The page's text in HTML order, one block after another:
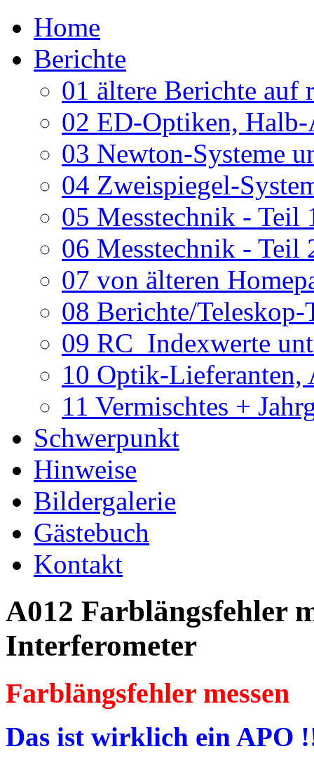
Home
Berichte
01 ältere Berichte auf
02 ED-Optiken, Halb-
03 Newton-Systeme
04 Zweispiegel-
05 Messtechnik - Teil
06 Messtechnik - Teil
07 von älteren
08 Berichte/
09 RC_Indexwerte
10 Optik-Lieferanten,
11 Vermischtes +
Schwerpunkt
Hinweise
Bildergalerie
Gästebuch
Kontakt
A012 Farblängsfehler
Interferometer
Farblängsfehler messen
Das ist wirklich ein APO